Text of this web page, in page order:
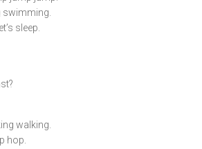
sleep.
walking.
hop.